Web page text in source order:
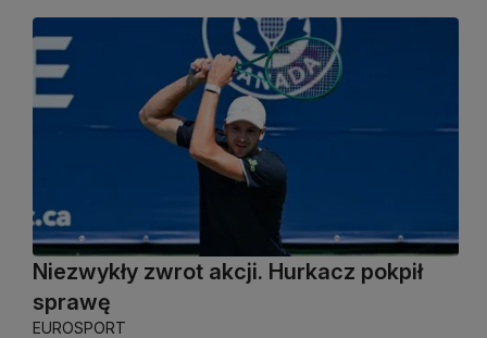
Niezwykły zwrot akcji. Hurkacz pokpił
sprawę
EUROSPORT